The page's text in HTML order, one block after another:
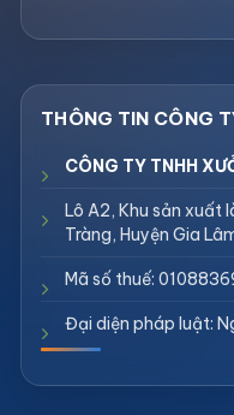
CÔNG TY TNHH
Lô A2, Khu sản xuất
Tràng, Huyện Gia
Mã số thuế:
Đại diện pháp luật: